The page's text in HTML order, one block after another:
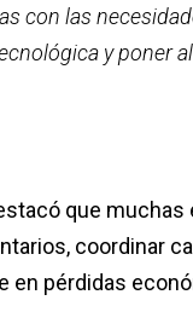
con las
y poner
que muchas
coordinar
en pérdidas